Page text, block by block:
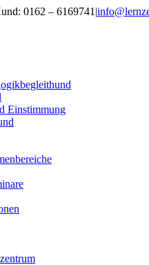
0162 – 6169741 |
Einstimmung